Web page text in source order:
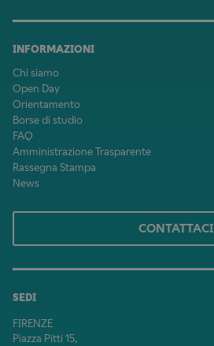
INFORMAZIONI
Chi siamo
Open Day
Orientamento
Borse di studio
FAQ
Amministrazione Trasparente
Rassegna Stampa
News
SEDI
FIRENZE
Piazza Pitti 15,
CONTATTACI